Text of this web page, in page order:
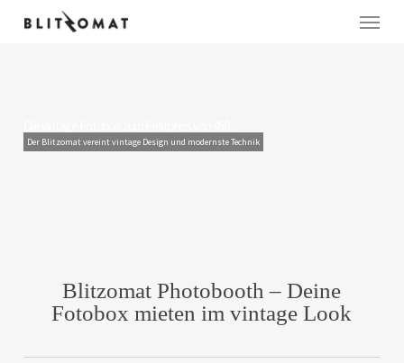
Menu
Der Blitzomat vereint vintage Design und modernste Technik
Echte Fotos für echte Momente
In sekundenschnelle ausgedruckt. Natürlich in deinem Wunschlayout.
Blitzomat Photobooth – Deine
Fotobox mieten im vintage Look